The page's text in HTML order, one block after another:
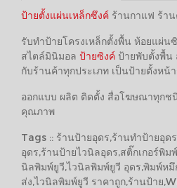
ป้ายตั้งแผ่นเหล็กซึงค์ ร้านกาแฟ ร้าน
รับทำป้ายโครงเหล็กตั้งพื้น ห้อยแผ่น
สไตล์มินิมอล ป้ายซิงค์ ป้ายพับตั้งพื้น
กับร้านค้าทุกประเภท เป็นป้ายตั้งหน้
ออกแบบ ผลิต ติดตั้ง สื่อโฆษณาทุกช
คุณภาพ
Tags :: ร้านป้ายอุดร,ร้านทำป้ายอุด
อุดร,ร้านป้ายไวนิลอุดร,สติ๊กเกอร์พิม
นิลพิมพ์ยูวี,ไวนิลพิมพ์ยูวี อุดร,พิมพ์หมึ
ส่ง,ไวนิลพิมพ์ยูวี ราคาถูก,ร้านป้าย